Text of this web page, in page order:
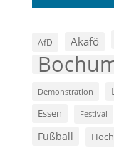
AfD Akafö
Demonstration
Essen Festival
Fußball